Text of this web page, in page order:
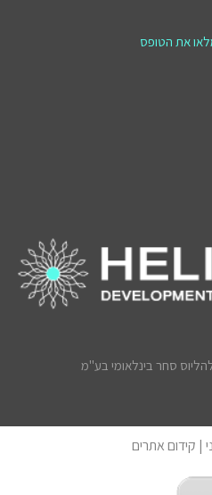
את הטופס
סחר בינלאומי בע"מ
| קידום אתרים